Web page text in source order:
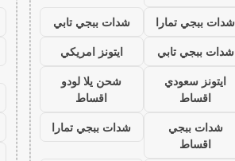
شدات ببجي تمارا
شدات ببجي تابي
شدات ببجي تابي
ايتونز امريكي
ايتونز سعودي
اقساط
شحن يلا لودو
اقساط
شدات ببجي
اقساط
شدات ببجي تمارا